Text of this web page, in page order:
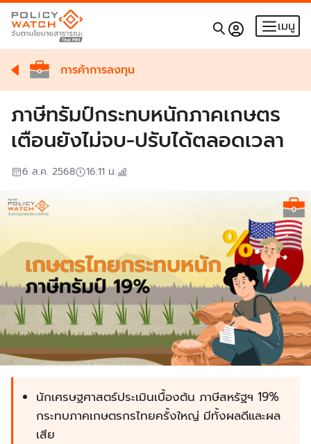
เมนู
การค้าการลงทุน
ภาษีทรัมป์กระทบหนักภาคเกษตร
เตือนยังไม่จบ-ปรับได้ตลอดเวลา
6 ส.ค. 2568 16:11 น.
นักเศรษฐศาสตร์ประเมินเบื้องต้น ภาษีสหรัฐฯ 19%
กระทบภาคเกษตรกรไทยครั้งใหญ่ มีทั้งผลดีและผล
เสีย